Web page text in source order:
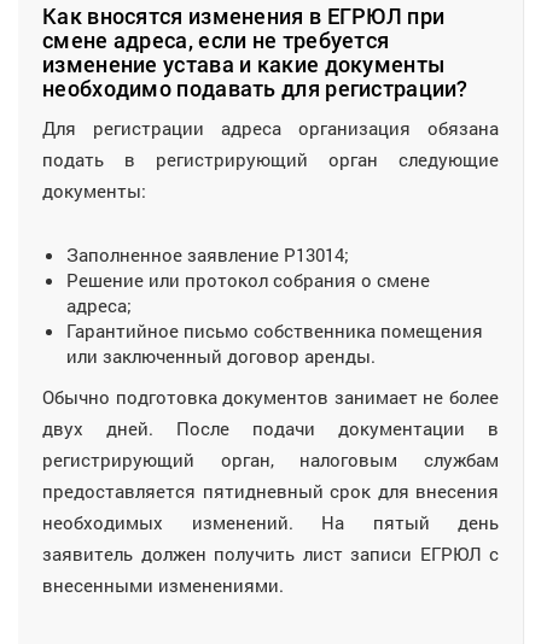
Как вносятся изменения в ЕГРЮЛ при
смене адреса, если не требуется
изменение устава и какие документы
необходимо подавать для регистрации?
Для регистрации адреса организация обязана
подать в регистрирующий орган следующие
документы:
Заполненное заявление Р13014;
Решение или протокол собрания о смене
адреса;
Гарантийное письмо собственника помещения
или заключенный договор аренды.
Обычно подготовка документов занимает не более
двух дней. После подачи документации в
регистрирующий орган, налоговым службам
предоставляется пятидневный срок для внесения
необходимых изменений. На пятый день
заявитель должен получить лист записи ЕГРЮЛ с
внесенными изменениями.